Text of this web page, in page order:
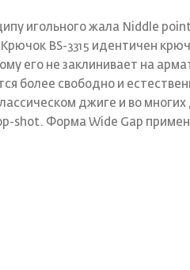
игольного жала Niddle
BS-3315 идентичен
его не заклинивает на
более свободно и
джиге и во
shot. Форма Wide Gap